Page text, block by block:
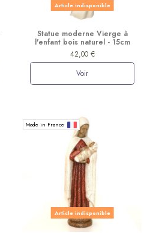
Article indisponible
Statue moderne Vierge à
l'enfant bois naturel - 15cm
42,00 €
Voir
Made in France
Article indisponible